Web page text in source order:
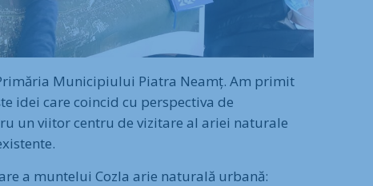
Municipiului Piatra Neamț. Am primit
idei care coincid cu perspectiva de
un viitor centru de vizitare al ariei naturale
a muntelui Cozla arie naturală urbană: